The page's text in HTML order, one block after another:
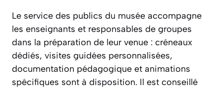
Le service des publics du musée accompagne
les enseignants et responsables de groupes
dans la préparation de leur venue : créneaux
dédiés, visites guidées personnalisées,
documentation pédagogique et animations
spécifiques sont à disposition. Il est conseillé